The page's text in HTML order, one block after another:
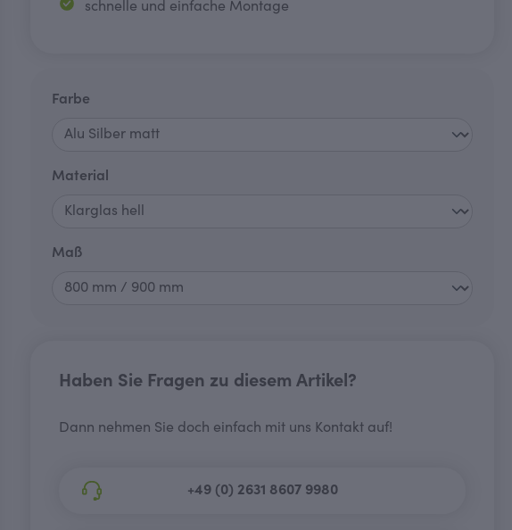
schnelle und einfache Montage
Farbe
Material
Maßauswählen
Haben Sie Fragen zu diesem Artikel?
Dann nehmen Sie doch einfach mit uns Kontakt auf!
+49 (0) 2631 8607 9980